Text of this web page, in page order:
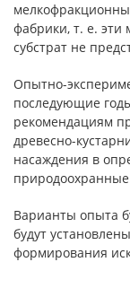
фабрики, т. е. эти
субстрат не
Опытно-
последующие
рекомендациям
древесно-
насаждения в
Варианты опыта
будут
формирования